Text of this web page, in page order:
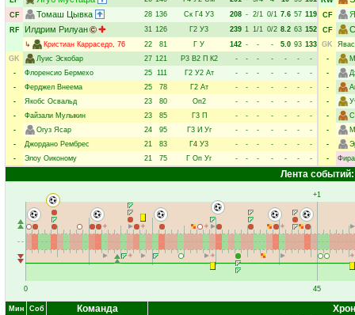
CF
Томаш Цывка 28 136 Ск Г4 У3 208 - 2/1 0/1 7.6 57 119
RF
Илдрим Рилуан 31 126 Г2 У3 239 1 1/1 0/2 8.2 63 152
↳
Кристиан Карраседо, 76 22 81 Г У 142 - - - 5.0 93 133
GK
Луис Эскобар 27 121 Р3 В2 П К2 - - - - - -
-
-
Флоренсио Бермехо 25 111 Г2 У2 Ат - - - - - -
-
-
Ферджел Внеема 25 78 Г2 Ат - - - - - -
-
-
Якобс Освальд 23 80 Оп2 - - - - - -
-
-
Файзали Мулыкин 23 85 Г3 П - - - - - -
-
-
Огуз Ясар 24 95 Г3 И Уг - - - - - -
-
-
Джордано Рембрес 21 83 Г4 У3 - - - - - -
-
-
Элоу Оиконому 21 75 Г Оп Уг - - - - - - -
CF
CF
GK
-
-
-
-
-
-
-
-
Лента событий:
0
+1
45
Мин Соб Команда